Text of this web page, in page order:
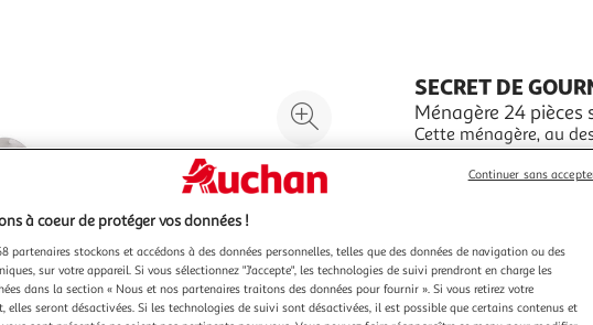
Agrandir
l'illustration
à
200%
Réduire
l'illustration
100
%
le
produit
SECRET DE
Ménagère 24 pièces
Cette ménagère, au
durant vos
Ménagère de 24
TECHNIQUES-
En savoir +
A
à coeur de protéger vos données !
partenaires stockons et accédons à des données personnelles, telles que des données de navigation ou des
sur votre appareil. Si vous sélectionnez "J'accepte", les technologies de suivi prendront en charge les
dans la section « Nous et nos partenaires traitons des données pour fournir ». Si vous retirez votre
elles seront désactivées. Si les technologies de suivi sont désactivées, il est possible que certains contenus et
Continuer sans